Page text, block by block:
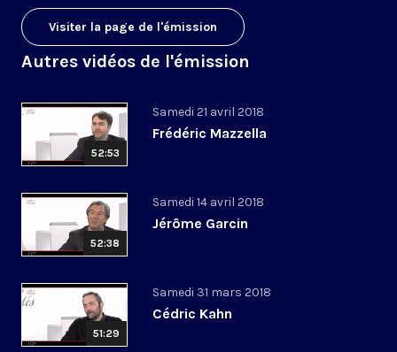
Visiter la page de l'émission
Autres vidéos de l'émission
52:53
Samedi 21 avril 2018
Frédéric Mazzella
52:38
Samedi 14 avril 2018
Jérôme Garcin
51:29
Samedi 31 mars 2018
Cédric Kahn